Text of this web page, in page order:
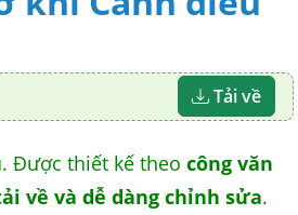
Tải về
Được thiết kế theo công văn
về và dễ dàng chỉnh sửa.